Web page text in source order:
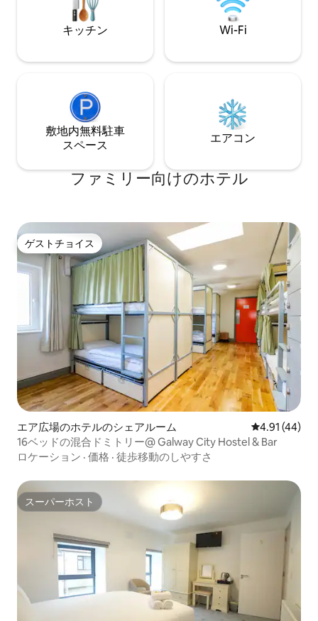
があります。 アイロン、アイロン台、氷
は、フロントにお申し付けいただければ
ご利用いただけます。
す。
キッチン Wi-Fi
敷地内無料駐⁠車
ス⁠ペ⁠ー⁠ス
エアコン
ファミリー向⁠け⁠のホ⁠テ⁠ル
ゲストチョイス
ゲストチョイス
エア広場のホテルのシェアルーム レビュー44
4.91 (44)
16ベッドの混合ドミトリー@ Galway City Hostel & Bar
ロケーション · 価格 · 徒歩移動のしやすさ
スーパーホスト
スーパーホスト